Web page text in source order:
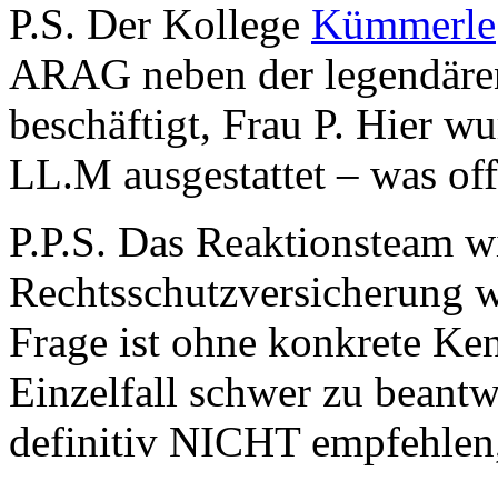
P.S. Der Kollege Kümmerle
ARAG neben der
beschäftigt, Frau P. Hier
LL.M ausgestattet – was
P.P.S. Das Reaktionsteam
Rechtsschutzversicherung
Frage ist ohne konkrete
Einzelfall schwer zu
definitiv NICHT